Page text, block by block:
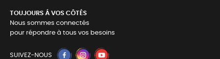
TOUJOURS Á VOS CÔTÉS
Nous sommes connectés
pour répondre à tous vos besoins
SUIVEZ-NOUS